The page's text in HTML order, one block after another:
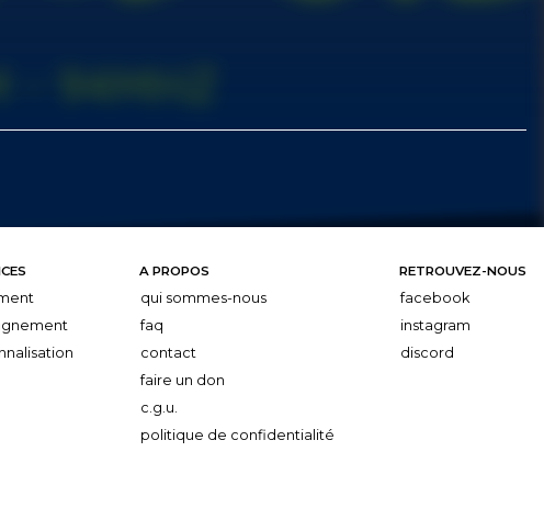
A PROPOS
qui sommes-nous
faq
contact
faire un don
c.g.u.
politique de confidentialité
RETROUVEZ-NOUS
facebook
instagram
discord